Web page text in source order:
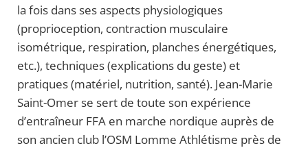
la fois dans ses aspects physiologiques
(proprioception, contraction musculaire
isométrique, respiration, planches énergétiques,
etc.), techniques (explications du geste) et
pratiques (matériel, nutrition, santé). Jean-Marie
Saint-Omer se sert de toute son expérience
d’entraîneur FFA en marche nordique auprès de
son ancien club l’OSM Lomme Athlétisme près de